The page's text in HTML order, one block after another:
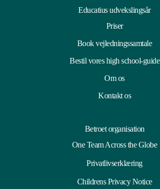
Educatius udvekslingsår
Priser
Book vejledningssamtale
Bestil vores high school-guide
Om os
Kontakt os
Betroet organisation
One Team Across the Globe
Privatlivserklæring
Childrens Privacy Notice